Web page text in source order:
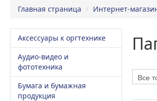
Главная страница / Интернет-
Аксессуары к оргтехнике
Аудио-видео и
фототехника
Бумага и бумажная
продукция